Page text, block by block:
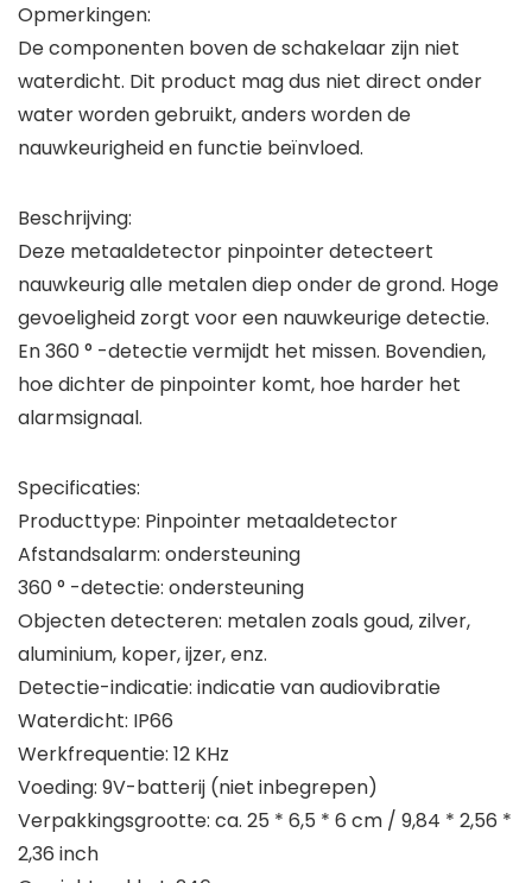
Opmerkingen:
De componenten boven de schakelaar zijn niet
waterdicht. Dit product mag dus niet direct onder
water worden gebruikt, anders worden de
nauwkeurigheid en functie beïnvloed.
Beschrijving:
Deze metaaldetector pinpointer detecteert
nauwkeurig alle metalen diep onder de grond. Hoge
gevoeligheid zorgt voor een nauwkeurige detectie.
En 360 ° -detectie vermijdt het missen. Bovendien,
hoe dichter de pinpointer komt, hoe harder het
alarmsignaal.
Specificaties:
Producttype: Pinpointer metaaldetector
Afstandsalarm: ondersteuning
360 ° -detectie: ondersteuning
Objecten detecteren: metalen zoals goud, zilver,
aluminium, koper, ijzer, enz.
Detectie-indicatie: indicatie van audiovibratie
Waterdicht: IP66
Werkfrequentie: 12 KHz
Voeding: 9V-batterij (niet inbegrepen)
Verpakkingsgrootte: ca. 25 * 6,5 * 6 cm / 9,84 * 2,56 *
2,36 inch